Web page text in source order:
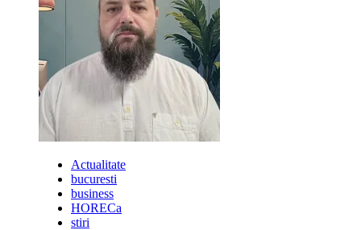
Actualitate
bucuresti
business
HORECa
stiri